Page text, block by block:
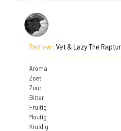
Review : Vet & Lazy The
Aroma
Zoet
Zuur
Bitter
Fruitig
Moutig
Kruidig